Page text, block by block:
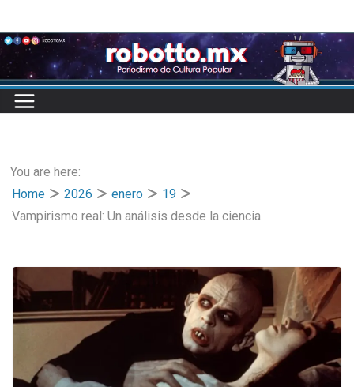
to
content
You are here:
Home
2026 enero
19
Vampirismo real: Un análisis desde la ciencia.